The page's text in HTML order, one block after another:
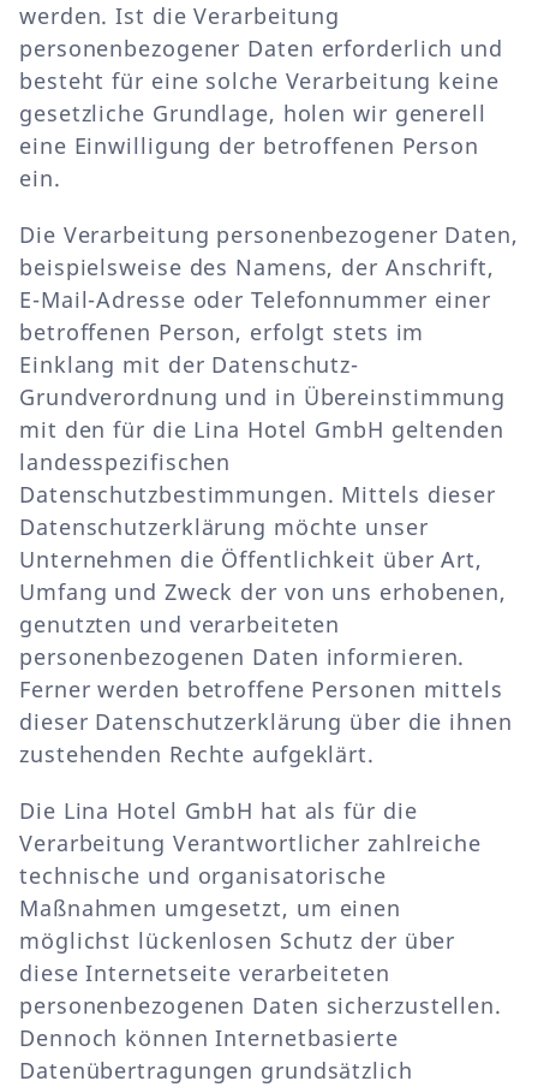
werden. Ist die Verarbeitung
personenbezogener Daten erforderlich und
besteht für eine solche Verarbeitung keine
gesetzliche Grundlage, holen wir generell
eine Einwilligung der betroffenen Person
ein.
Die Verarbeitung personenbezogener Daten,
beispielsweise des Namens, der Anschrift,
E-Mail-Adresse oder Telefonnummer einer
betroffenen Person, erfolgt stets im
Einklang mit der Datenschutz-
Grundverordnung und in Übereinstimmung
mit den für die Lina Hotel GmbH geltenden
landesspezifischen
Datenschutzbestimmungen. Mittels dieser
Datenschutzerklärung möchte unser
Unternehmen die Öffentlichkeit über Art,
Umfang und Zweck der von uns erhobenen,
genutzten und verarbeiteten
personenbezogenen Daten informieren.
Ferner werden betroffene Personen mittels
dieser Datenschutzerklärung über die ihnen
zustehenden Rechte aufgeklärt.
Die Lina Hotel GmbH hat als für die
Verarbeitung Verantwortlicher zahlreiche
technische und organisatorische
Maßnahmen umgesetzt, um einen
möglichst lückenlosen Schutz der über
diese Internetseite verarbeiteten
personenbezogenen Daten sicherzustellen.
Dennoch können Internetbasierte
Datenübertragungen grundsätzlich